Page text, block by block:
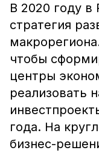
В 2020 году в
стратегия
чтобы
центры
реализовать
года. На
бизнес-